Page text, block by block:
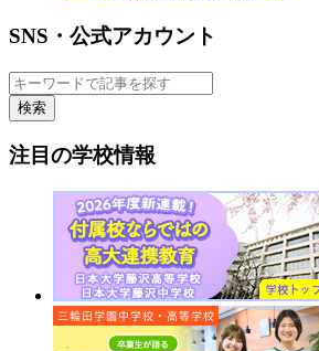
SNS・公式アカウント
検索
注目の学校情報